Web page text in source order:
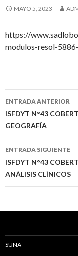
MAYO 5, 2023
https://
modulos-resol-
Navegación
de
entradas
ENTRADA ANTERIOR
ISFDYT N°43
GEOGRAFÍA
ENTRADA SIGUIENTE
ISFDYT N°43
ANÁLISIS CLÍNICOS
SUNA